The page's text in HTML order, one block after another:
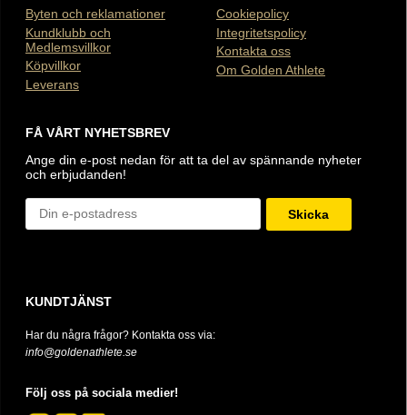
Byten och reklamationer
Kundklubb och
Medlemsvillkor
Köpvillkor
Leverans
Cookiepolicy
Integritetspolicy
Kontakta oss
Om Golden Athlete
FÅ VÅRT NYHETSBREV
Ange din e-post nedan för att ta del av spännande nyheter
och erbjudanden!
Skicka
KUNDTJÄNST
Har du några frågor? Kontakta oss via:
info@goldenathlete.se
Följ oss på sociala medier!